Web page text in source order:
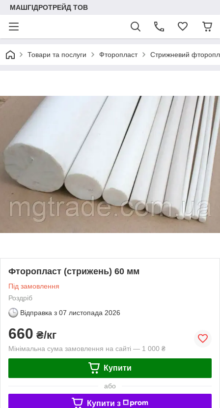
МАШГІДРОТРЕЙД ТОВ
Товари та послуги Фторопласт Стрижневий
Фторопласт (стрижень) 60 мм
Під замовлення
Роздріб
Відправка з 07 листопада 2026
660 ₴/кг
Мінімальна сума замовлення на сайті — 1 000 ₴
Купити
або
Купити з